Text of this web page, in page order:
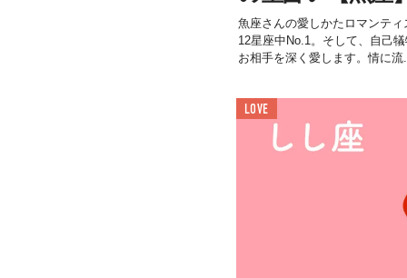
魚座さんの愛しかたロマンテ
12星座中No.1。そして、自己
お相手を深く愛します。情に流
LOVE